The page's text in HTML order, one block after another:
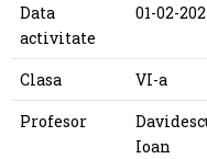
Data
activitate
01-02-
Clasa
VI-a
Profesor
Ioan